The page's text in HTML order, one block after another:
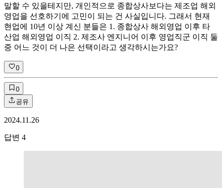
말할 수 있을테지만, 개인적으로 종합상사보다는 제조업 해외
영업을 선호하기에 고민이 되는 건 사실입니다. 그래서 현재
현업에 10년 이상 계신 분들은 1. 종합상사 해외영업 이후 타
산업 해외영업 이직 2. 제조사 엔지니어 이후 영업직군 이직 둘
중 어느 것이 더 나은 선택이라고 생각하시는가요?
0
0
공유
2024.11.26
답변 4